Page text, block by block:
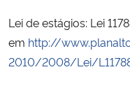
Lei de estágios: Lei
em http://
2010/2008/Lei/